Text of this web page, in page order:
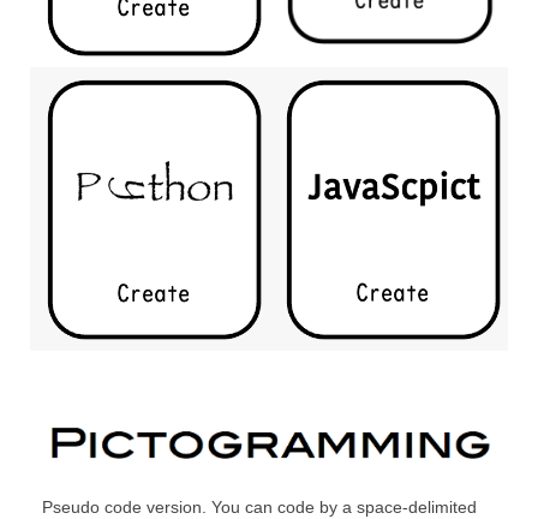
Pseudo code version. You can code by a space-delimited